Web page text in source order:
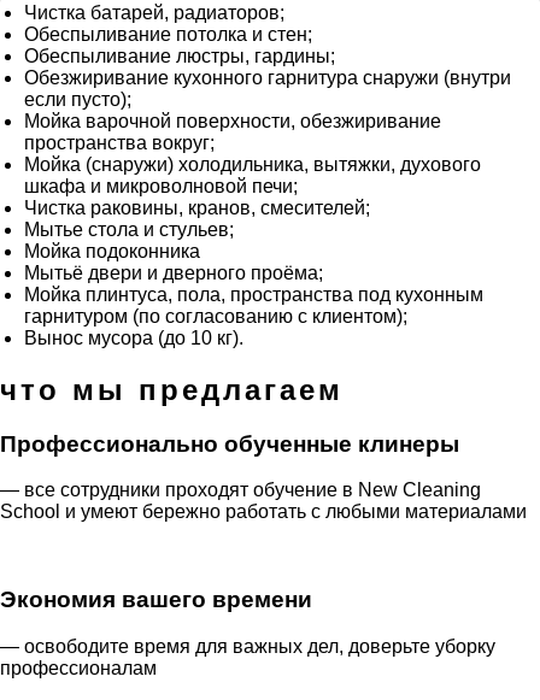
Чистка батарей, радиаторов;
Обеспыливание потолка и стен;
Обеспыливание люстры, гардины;
Обезжиривание кухонного гарнитура снаружи (внутри
если пусто);
Мойка варочной поверхности, обезжиривание
пространства вокруг;
Мойка (снаружи) холодильника, вытяжки, духового
шкафа и микроволновой печи;
Чистка раковины, кранов, смесителей;
Мытье стола и стульев;
Мойка подоконника
Мытьё двери и дверного проёма;
Мойка плинтуса, пола, пространства под кухонным
гарнитуром (по согласованию с клиентом);
Вынос мусора (до 10 кг).
что мы предлагаем
Профессионально обученные клинеры
— все сотрудники проходят обучение в New Cleaning
School и умеют бережно работать с любыми материалами
Экономия вашего времени
— освободите время для важных дел, доверьте уборку
профессионалам